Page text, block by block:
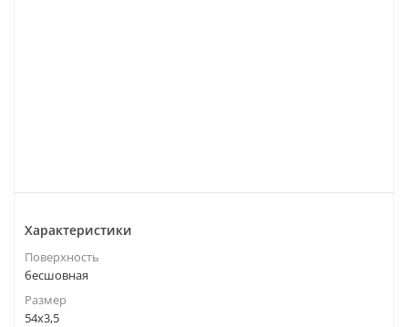
Характеристики
Поверхность
бесшовная
Размер
54х3,5